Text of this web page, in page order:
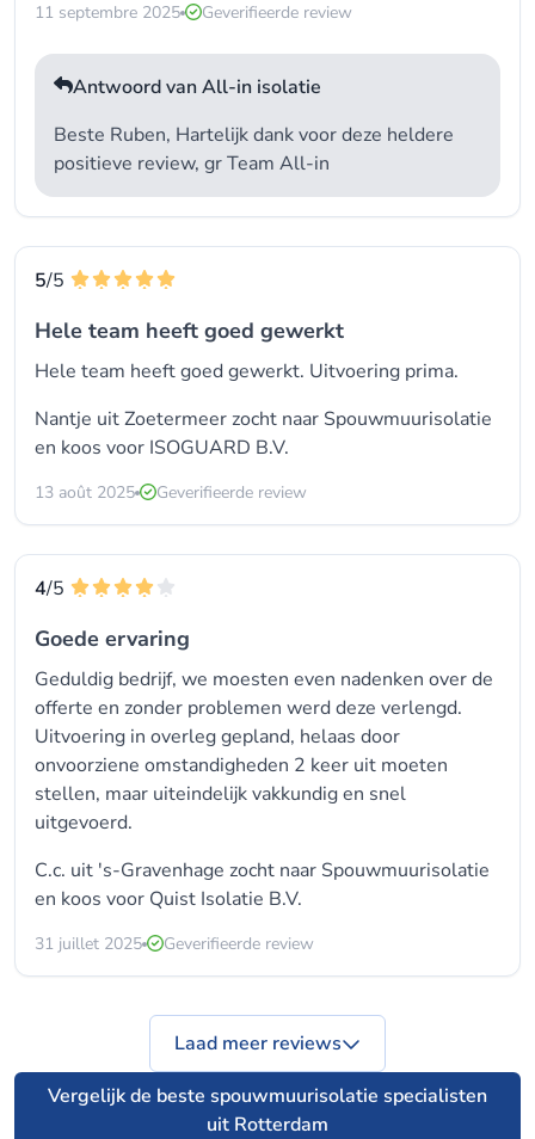
11 septembre 2025 Geverifieerde review
Antwoord van All-in isolatie
Beste Ruben, Hartelijk dank voor deze heldere
positieve review, gr Team All-in
5/5
Hele team heeft goed gewerkt
Hele team heeft goed gewerkt. Uitvoering prima.
Nantje uit Zoetermeer zocht naar Spouwmuurisolatie
en koos voor ISOGUARD B.V.
13 août 2025 Geverifieerde review
4/5
Goede ervaring
Geduldig bedrijf, we moesten even nadenken over de
offerte en zonder problemen werd deze verlengd.
Uitvoering in overleg gepland, helaas door
onvoorziene omstandigheden 2 keer uit moeten
stellen, maar uiteindelijk vakkundig en snel
uitgevoerd.
C.c. uit 's-Gravenhage zocht naar Spouwmuurisolatie
en koos voor Quist Isolatie B.V.
31 juillet 2025 Geverifieerde review
Vergelijk de beste spouwmuurisolatie specialisten
uit Rotterdam
Laad meer reviews